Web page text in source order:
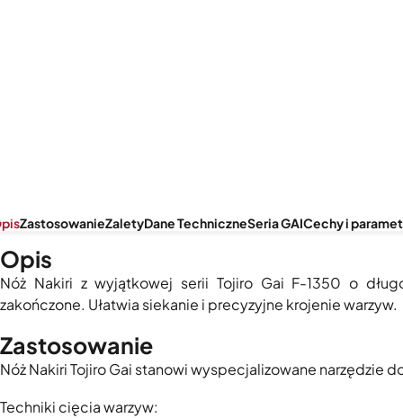
ZastosowanieZaletyDane TechniczneSeria GAICechy i
Opis
Nóż Nakiri z wyjątkowej serii Tojiro Gai F-1350 o
zakończone. Ułatwia siekanie i precyzyjne krojenie warzyw.
Zastosowanie
Nóż Nakiri Tojiro Gai stanowi wyspecjalizowane narzędzie
Techniki cięcia warzyw: